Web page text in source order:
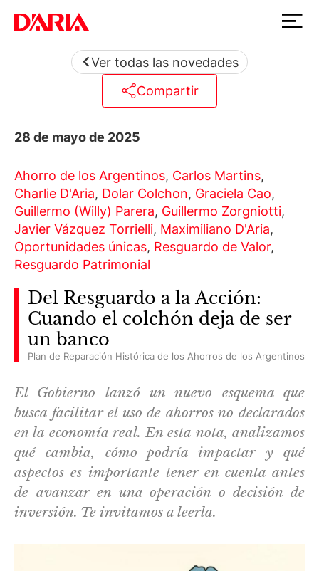
Ver todas las novedades
Compartir
28 de mayo de 2025
Ahorro de los Argentinos, Carlos Martins,
Charlie D'Aria, Dolar Colchon, Graciela Cao,
Guillermo (Willy) Parera, Guillermo Zorgniotti,
Javier Vázquez Torrielli, Maximiliano D'Aria,
Oportunidades únicas, Resguardo de Valor,
Resguardo Patrimonial
Del Resguardo a la Acción:
Cuando el colchón deja de ser
un banco
Plan de Reparación Histórica de los Ahorros de los Argentinos
El Gobierno lanzó un nuevo esquema que
busca facilitar el uso de ahorros no declarados
en la economía real. En esta nota, analizamos
qué cambia, cómo podría impactar y qué
aspectos es importante tener en cuenta antes
de avanzar en una operación o decisión de
inversión. Te invitamos a leerla.